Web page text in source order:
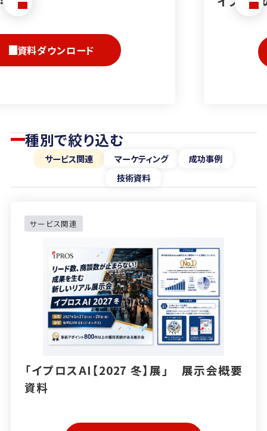
種別で絞り込む
サービス関連 マーケティング
成功事例
技術資料
サービス関連
「イプロスAI【2027 冬】展」 展示会概要
資料